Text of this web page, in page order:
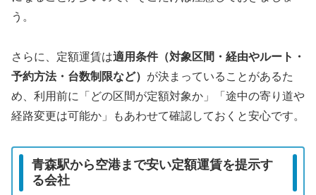
う。
さらに、定額運賃は適用条件（対象区間・経由やルート・
予約方法・台数制限など） が決まっていることがあるた
め、利用前に「どの区間が定額対象か」「途中の寄り道や
経路変更は可能か」もあわせて確認しておくと安心です。
青森駅から空港まで安い定額運賃を提示す
る会社